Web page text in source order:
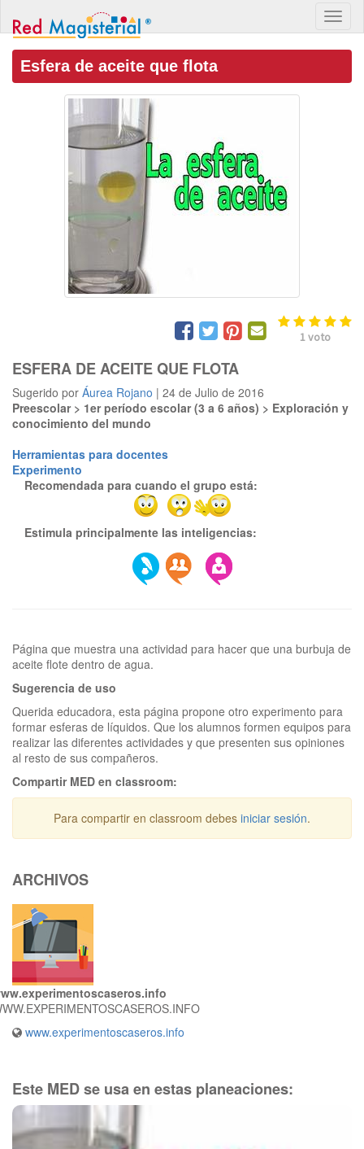
Esfera de aceite que flota
1voto
ESFERA DE ACEITE QUE FLOTA
Sugerido por Áurea Rojano | 24 de Julio de 2016
Preescolar > 1er período escolar (3 a 6 años) > Exploración y
conocimiento del mundo
Herramientas para docentes
Experimento
Recomendada para cuando el grupo está:
Estimula principalmente las inteligencias:
Página que muestra una actividad para hacer que una burbuja de
Sugerencia de uso
Querida educadora, esta página propone otro experimento para
formar esferas de líquidos. Que los alumnos formen equipos para
realizar las diferentes actividades y que presenten sus opiniones
al resto de sus compañeros.
Compartir MED en classroom:
Para compartir en classroom debes iniciar sesión.
ARCHIVOS
www.experimentoscaseros.info
Este MED se usa en estas planeaciones: